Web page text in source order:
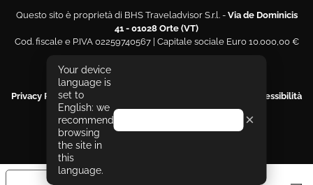
Questo sito è proprietà di BHS Traveladvisor S.r.l. - Via de Dominicis
41 - 01028 Orte (VT)
Cod. fiscale e P.IVA 02259740567 | Capitale sociale Euro 10.000,00 €
Web engineering and design by
Privacy Policy|Cookies Policy
Segnala un problema di accessibilità
|Dichiarazione di accessibilità
Le tue preferenze relative alla privacy
Your device
language is
set to
English: we
recommend
browsing
the site in
this
language.
×
Informativa sulla raccolta